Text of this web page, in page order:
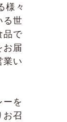
様々
る世
品で
お届
業い
ーを
お召